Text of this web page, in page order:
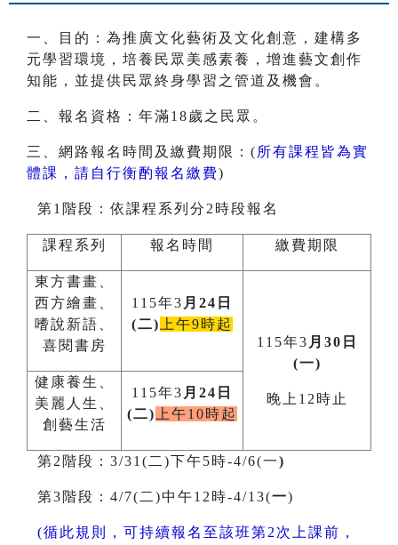
一、目的：為推廣文化藝術及文化創意，建構多
元學習環境，培養民眾美感素養，增進藝文創作
知能，並提供民眾終身學習之管道及機會。
二、報名資格：年滿18歲之民眾。
三、網路報名時間及繳費期限：( 所有課程皆為實
體課，請自行衡酌報名繳費)
第1階段：依課程系列分2時段報名
課程系列 報名時間 繳費期限
東方書畫、
西方繪畫、
嗜說新語、
喜閱書房
115年3 月24日
(二) 上午9時起
115年3 月30日
(一)
晚上12時止
健康養生、
美麗人生、
創藝生活
115年3 月24日
(二) 上午10時起
第2階段：3/31(二)下午5時-4/6(一)
第3階段：4/7(二)中午12時-4/13(一)
(循此規則，可持續報名至該班第2次上課前，